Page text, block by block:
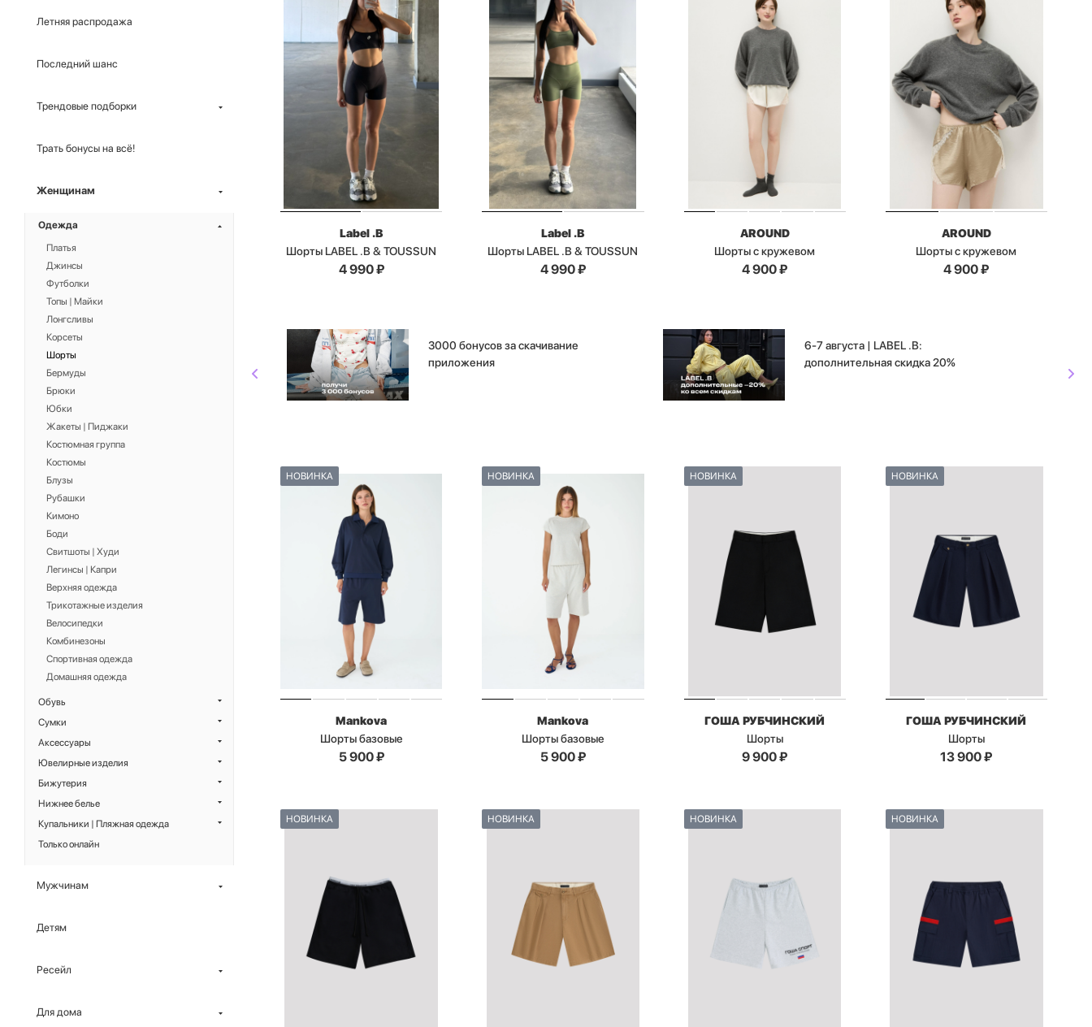
Label .B
Шорты LABEL .B & TOUSSUN
4 990₽
Label .B
Шорты LABEL .B & TOUSSUN
4 990₽
AROUND
Шорты с кружевом
4 900₽
AROUND
Шорты с кружевом
4 900₽
3000 бонусов за скачивание
приложения
6-7 августа | LABEL .B:
дополнительная скидка 20%
НОВИНКА
Mankova
Шорты базовые
5 900₽
НОВИНКА
Mankova
Шорты базовые
5 900₽
НОВИНКА
ГОША РУБЧИНСКИЙ
Шорты
9 900₽
НОВИНКА
ГОША РУБЧИНСКИЙ
Шорты
13 900₽
НОВИНКА НОВИНКА НОВИНКА НОВИНКА
Летняя распродажа
Последний шанс
Трендовые подборки
Трать бонусы на всё!
Женщинам
Одежда
Платья
Джинсы
Футболки
Топы | Майки
Лонгсливы
Корсеты
Шорты
Бермуды
Брюки
Юбки
Жакеты | Пиджаки
Костюмная группа
Костюмы
Блузы
Рубашки
Кимоно
Боди
Свитшоты | Худи
Легинсы | Капри
Верхняя одежда
Трикотажные изделия
Велосипедки
Комбинезоны
Спортивная одежда
Домашняя одежда
Обувь
Сумки
Аксессуары
Ювелирные изделия
Бижутерия
Нижнее белье
Купальники | Пляжная одежда
Только онлайн
Мужчинам
Детям
Ресейл
Для дома